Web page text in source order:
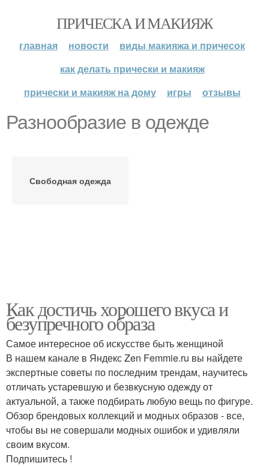
ПРИЧЕСКА И МАКИЯЖ
главная новости
виды макияжа и причесок
как делать прически и макияж
прически и макияж на дому
игры отзывы
Разнообразие в одежде
Свободная одежда
Как достичь хорошего вкуса и
безупречного образа
Самое интересное об искусстве быть женщиной
В нашем канале в Яндекс Zen Femmie.ru вы найдете
экспертные советы по последним трендам, научитесь
отличать устаревшую и безвкусную одежду от
актуальной, а также подбирать любую вещь по фигуре.
Обзор брендовых коллекций и модных образов - все,
чтобы вы не совершали модных ошибок и удивляли
своим вкусом.
Подпишитесь !